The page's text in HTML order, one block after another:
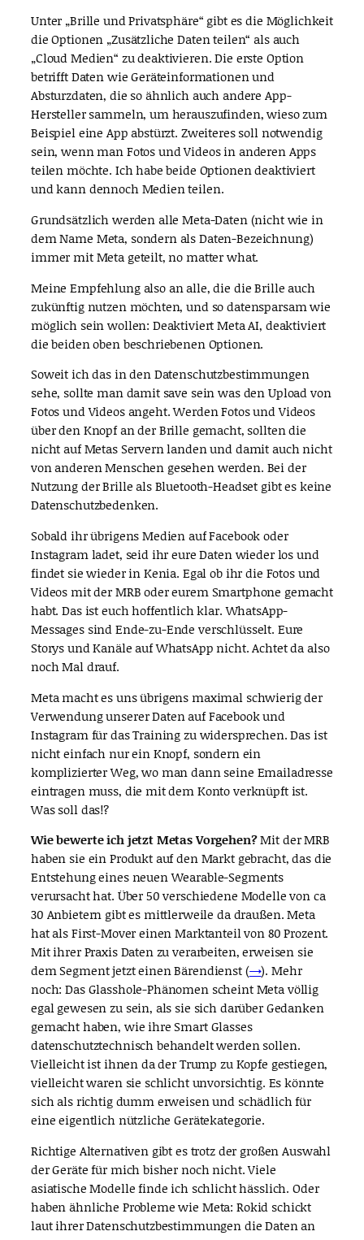
Unter „Brille und Privatsphäre“ gibt es die Möglichkeit
die Optionen „Zusätzliche Daten teilen“ als auch
„Cloud Medien“ zu deaktivieren. Die erste Option
betrifft Daten wie Geräteinformationen und
Absturzdaten, die so ähnlich auch andere App-
Hersteller sammeln, um herauszufinden, wieso zum
Beispiel eine App abstürzt. Zweiteres soll notwendig
sein, wenn man Fotos und Videos in anderen Apps
teilen möchte. Ich habe beide Optionen deaktiviert
und kann dennoch Medien teilen.
Grundsätzlich werden alle Meta-Daten (nicht wie in
dem Name Meta, sondern als Daten-Bezeichnung)
immer mit Meta geteilt, no matter what.
Meine Empfehlung also an alle, die die Brille auch
zukünftig nutzen möchten, und so datensparsam wie
möglich sein wollen: Deaktiviert Meta AI, deaktiviert
die beiden oben beschriebenen Optionen.
Soweit ich das in den Datenschutzbestimmungen
sehe, sollte man damit save sein was den Upload von
Fotos und Videos angeht. Werden Fotos und Videos
über den Knopf an der Brille gemacht, sollten die
nicht auf Metas Servern landen und damit auch nicht
von anderen Menschen gesehen werden. Bei der
Nutzung der Brille als Bluetooth-Headset gibt es keine
Datenschutzbedenken.
Sobald ihr übrigens Medien auf Facebook oder
Instagram ladet, seid ihr eure Daten wieder los und
findet sie wieder in Kenia. Egal ob ihr die Fotos und
Videos mit der MRB oder eurem Smartphone gemacht
habt. Das ist euch hoffentlich klar. WhatsApp-
Messages sind Ende-zu-Ende verschlüsselt. Eure
Storys und Kanäle auf WhatsApp nicht. Achtet da also
noch Mal drauf.
Meta macht es uns übrigens maximal schwierig der
Verwendung unserer Daten auf Facebook und
Instagram für das Training zu widersprechen. Das ist
nicht einfach nur ein Knopf, sondern ein
komplizierter Weg, wo man dann seine Emailadresse
eintragen muss, die mit dem Konto verknüpft ist.
Was soll das!?
Wie bewerte ich jetzt Metas Vorgehen?Mit der MRB
haben sie ein Produkt auf den Markt gebracht, das die
Entstehung eines neuen Wearable-Segments
verursacht hat. Über 50 verschiedene Modelle von ca
30 Anbietern gibt es mittlerweile da draußen. Meta
hat als First-Mover einen Marktanteil von 80 Prozent.
Mit ihrer Praxis Daten zu verarbeiten, erweisen sie
dem Segment jetzt einen Bärendienst (→). Mehr
noch: Das Glasshole-Phänomen scheint Meta völlig
egal gewesen zu sein, als sie sich darüber Gedanken
gemacht haben, wie ihre Smart Glasses
datenschutztechnisch behandelt werden sollen.
Vielleicht ist ihnen da der Trump zu Kopfe gestiegen,
vielleicht waren sie schlicht unvorsichtig. Es könnte
sich als richtig dumm erweisen und schädlich für
eine eigentlich nützliche Gerätekategorie.
Richtige Alternativen gibt es trotz der großen Auswahl
der Geräte für mich bisher noch nicht. Viele
asiatische Modelle finde ich schlicht hässlich. Oder
haben ähnliche Probleme wie Meta: Rokid schickt
laut ihrer Datenschutzbestimmungen die Daten an